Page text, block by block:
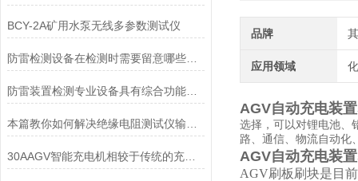
BCY-2A矿用水泵无线多参数测试仪
防雷检测设备在检测时需要留意哪些问题
防雷装置检测专业设备具有综合功能，包含哪三个方面
30AAGV智能充电机相较于传统的充电设备，优势有哪些？
品牌
应用领域
AGV自动充电装
选择，可以对锂电池、
路、通信、物流自动化
AGV自动充电装
AGV刷板刷块是目